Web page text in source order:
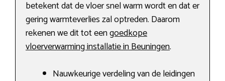
betekent dat de vloer snel warm wordt en dat er
gering warmteverlies zal optreden. Daarom
rekenen we dit tot eengoedkope
vloerverwarming installatie in Beuningen.
Nauwkeurige verdeling van de leidingen